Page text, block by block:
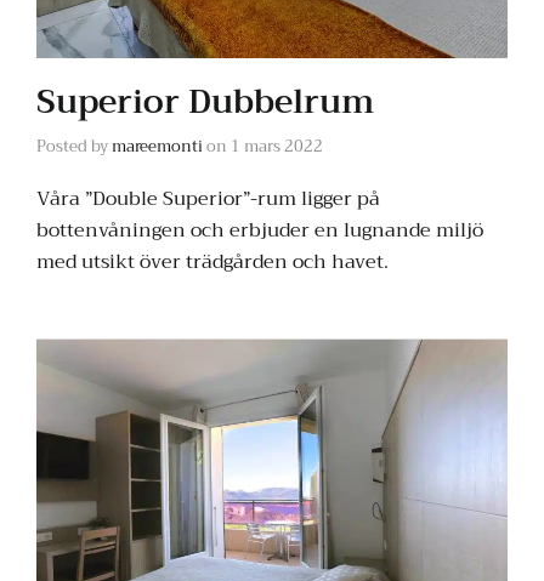
Superior Dubbelrum
Posted bymareemontion 1 mars 2022
Våra ”Double Superior”-rum ligger på
bottenvåningen och erbjuder en lugnande miljö
med utsikt över trädgården och havet.